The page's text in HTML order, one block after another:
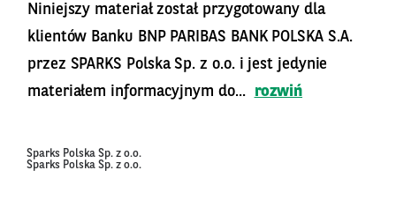
Niniejszy materiał został przygotowany dla
klientów Banku BNP PARIBAS BANK POLSKA S.A.
przez SPARKS Polska Sp. z o.o. i jest jedynie
materiałem informacyjnym do...
rozwiń
Sparks Polska Sp. z o.o.
Sparks Polska Sp. z o.o.